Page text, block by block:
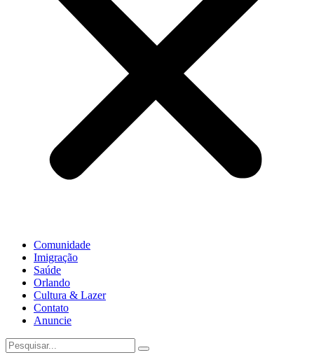
Comunidade
Imigração
Saúde
Orlando
Cultura & Lazer
Contato
Anuncie